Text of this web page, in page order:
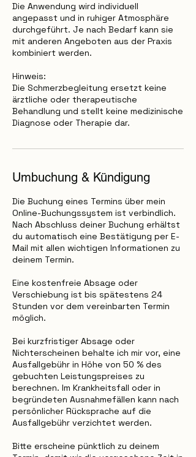
Die Anwendung wird individuell
angepasst und in ruhiger Atmosphäre
durchgeführt. Je nach Bedarf kann sie
mit anderen Angeboten aus der Praxis
kombiniert werden.
Hinweis:
Die Schmerzbegleitung ersetzt keine
ärztliche oder therapeutische
Behandlung und stellt keine medizinische
Diagnose oder Therapie dar.
Umbuchung & Kündigung
Die Buchung eines Termins über mein
Online-Buchungssystem ist verbindlich.
Nach Abschluss deiner Buchung erhältst
du automatisch eine Bestätigung per E-
Mail mit allen wichtigen Informationen zu
deinem Termin.
Eine kostenfreie Absage oder
Verschiebung ist bis spätestens 24
Stunden vor dem vereinbarten Termin
möglich.
Bei kurzfristiger Absage oder
Nichterscheinen behalte ich mir vor, eine
Ausfallgebühr in Höhe von 50 % des
gebuchten Leistungspreises zu
berechnen. Im Krankheitsfall oder in
begründeten Ausnahmefällen kann nach
persönlicher Rücksprache auf die
Ausfallgebühr verzichtet werden.
Bitte erscheine pünktlich zu deinem